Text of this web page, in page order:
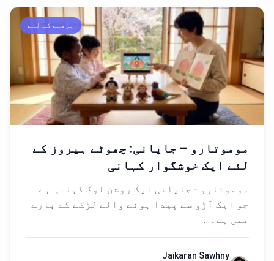
پڑھنے کے لئے
موموتارو – جاپانی: چھوٹے ہیروز کے
لئے ایک خوشگوار کہانی
موموتارو - جاپانی ایک روشن لوک کہانی ہے
جو ایک آڑو سے پیدا ہونے والے لڑکے کے بارے
میں ہے۔…
Jaikaran Sawhny